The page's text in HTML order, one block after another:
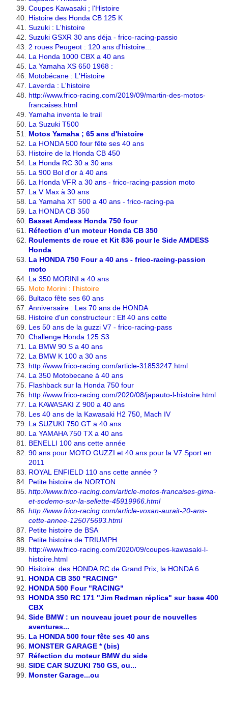
Coupes Kawasaki ; l'Histoire
Histoire des Honda CB 125 K
Suzuki : L'histoire
Suzuki GSXR 30 ans déja - frico-racing-passio
2 roues Peugeot : 120 ans d'histoire...
La Honda 1000 CBX a 40 ans
La Yamaha XS 650 1968 :
Motobécane : L'Histoire
Laverda : L'histoire
http://www.frico-racing.com/2019/09/martin-des-motos-
francaises.html
Yamaha inventa le trail
La Suzuki T500
Motos Yamaha ; 65 ans d'histoire
La HONDA 500 four fête ses 40 ans
Histoire de la Honda CB 450
La Honda RC 30 a 30 ans
La 900 Bol d'or à 40 ans
La Honda VFR a 30 ans - frico-racing-passion moto
La V Max à 30 ans
La Yamaha XT 500 a 40 ans - frico-racing-pa
La HONDA CB 350
Basset Amdess Honda 750 four
Réfection d’un moteur Honda CB 350
Roulements de roue et Kit 836 pour le Side AMDESS
Honda
La HONDA 750 Four a 40 ans - frico-racing-passion
moto
La 350 MORINI a 40 ans
Moto Morini : l'histoire
Bultaco fête ses 60 ans
Anniversaire : Les 70 ans de HONDA
Histoire d'un constructeur : Elf 40 ans cette
Les 50 ans de la guzzi V7 - frico-racing-pass
Challenge Honda 125 S3
La BMW 90 S a 40 ans
La BMW K 100 a 30 ans
http://www.frico-racing.com/article-31853247.html
La 350 Motobecane à 40 ans
Flashback sur la Honda 750 four
http://www.frico-racing.com/2020/08/japauto-l-histoire.html
La KAWASAKI Z 900 a 40 ans
Les 40 ans de la Kawasaki H2 750, Mach IV
La SUZUKI 750 GT a 40 ans
La YAMAHA 750 TX a 40 ans
BENELLI 100 ans cette année
90 ans pour MOTO GUZZI et 40 ans pour la V7 Sport en
2011
ROYAL ENFIELD 110 ans cette année ?
Petite histoire de NORTON
http://www.frico-racing.com/article-motos-francaises-gima-
et-sodemo-sur-la-sellette-45919966.html
http://www.frico-racing.com/article-voxan-aurait-20-ans-
cette-annee-125075693.html
Petite histoire de BSA
Petite histoire de TRIUMPH
http://www.frico-racing.com/2020/09/coupes-kawasaki-l-
histoire.html
Hisitoire: des HONDA RC de Grand Prix, la HONDA 6
HONDA CB 350 "RACING"
HONDA 500 Four "RACING"
HONDA 350 RC 171 "Jim Redman réplica" sur base 400
CBX
Side BMW : un nouveau jouet pour de nouvelles
aventures...
La HONDA 500 four fête ses 40 ans
MONSTER GARAGE * (bis)
Réfection du moteur BMW du side
SIDE CAR SUZUKI 750 GS, ou...
Monster Garage...ou